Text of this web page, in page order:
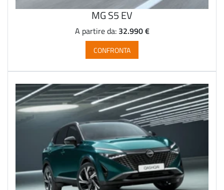
MG S5 EV
A partire da: 32.990 €
CONFRONTA